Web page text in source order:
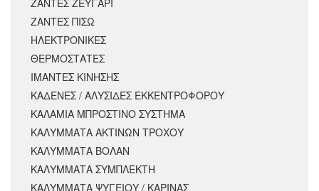
ΖΑΝΤΕΣ ΠΙΣΩ
ΗΛΕΚΤΡΟΝΙΚΕΣ
ΘΕΡΜΟΣΤΑΤΕΣ
ΙΜΑΝΤΕΣ ΚΙΝΗΣΗΣ
ΚΑΔΕΝΕΣ / ΑΛΥΣΙΔΕΣ ΕΚΚΕΝΤΡΟΦΟΡΟΥ
ΚΑΛΑΜΙΑ ΜΠΡΟΣΤΙΝΟ ΣΥΣΤΗΜΑ
ΚΑΛΥΜΜΑΤΑ ΑΚΤΙΝΩΝ ΤΡΟΧΟΥ
ΚΑΛΥΜΜΑΤΑ ΒΟΛΑΝ
ΚΑΛΥΜΜΑΤΑ ΣΥΜΠΛΕΚΤΗ
ΚΑΛΥΜΜΑΤΑ ΨΥΓΕΙΟΥ / ΚΑΡΙΝΑΣ